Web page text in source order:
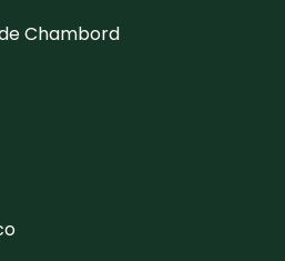
Chambord